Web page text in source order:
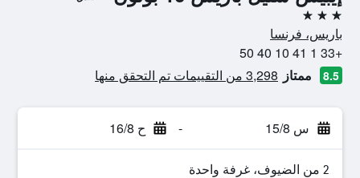
3 نجوم
باريس، فرنسا
+33 1 41 10 40 50
8.5 ممتاز 3,298 من التقييمات تم التحقق منها
س 15/8 - ح 16/8
2 من الضيوف، غرفة واحدة